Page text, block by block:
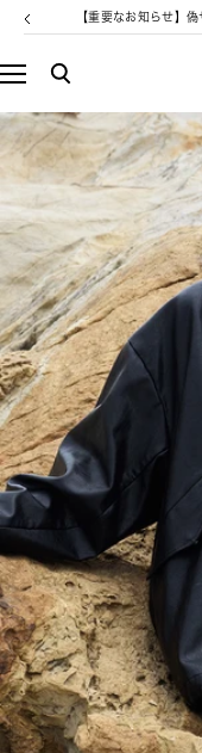
ン
へ
ス
キ
プ
戻
【重要なお知らせ】
ナ
ゲ
ー
シ
ン